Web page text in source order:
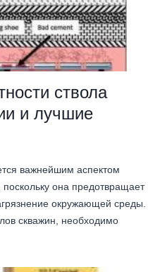
ствола
и лучшие
важнейшим аспектом
она предотвращает
окружающей среды.
скважин, необходимо